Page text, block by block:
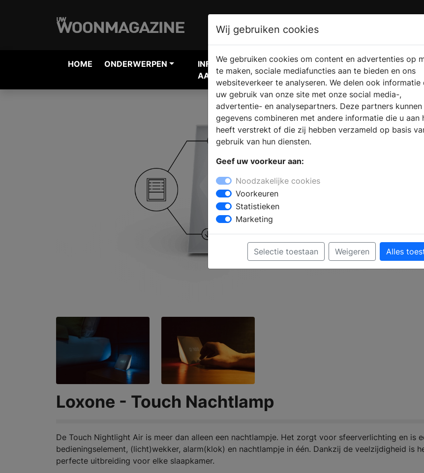
HOME ONDERWERPEN
INFORMATIE
AANVRAGEN
VERKOOPLOCATIE
VINDEN
Loxone - Touch Nachtlamp
De Touch Nightlight Air is meer dan alleen een nachtlampje. Het zorgt voor sfeerverlichting en is
bedieningselement, (licht)wekker, alarm(klok) en nachtlampje in één. Dankzij de veelzijdigheid is
perfecte uitbreiding voor elke slaapkamer.
Wij gebruiken cookies
We gebruiken cookies om content en advertenties op
te maken, sociale mediafuncties aan te bieden en ons
websiteverkeer te analyseren. We delen ook informatie
uw gebruik van onze site met onze social media-,
advertentie- en analysepartners. Deze partners
gegevens combineren met andere informatie die u aan
heeft verstrekt of die zij hebben verzameld op basis
gebruik van hun diensten.
Geef uw voorkeur aan:
Noodzakelijke cookies
Voorkeuren
Statistieken
Marketing
Selectie toestaan Weigeren Alles